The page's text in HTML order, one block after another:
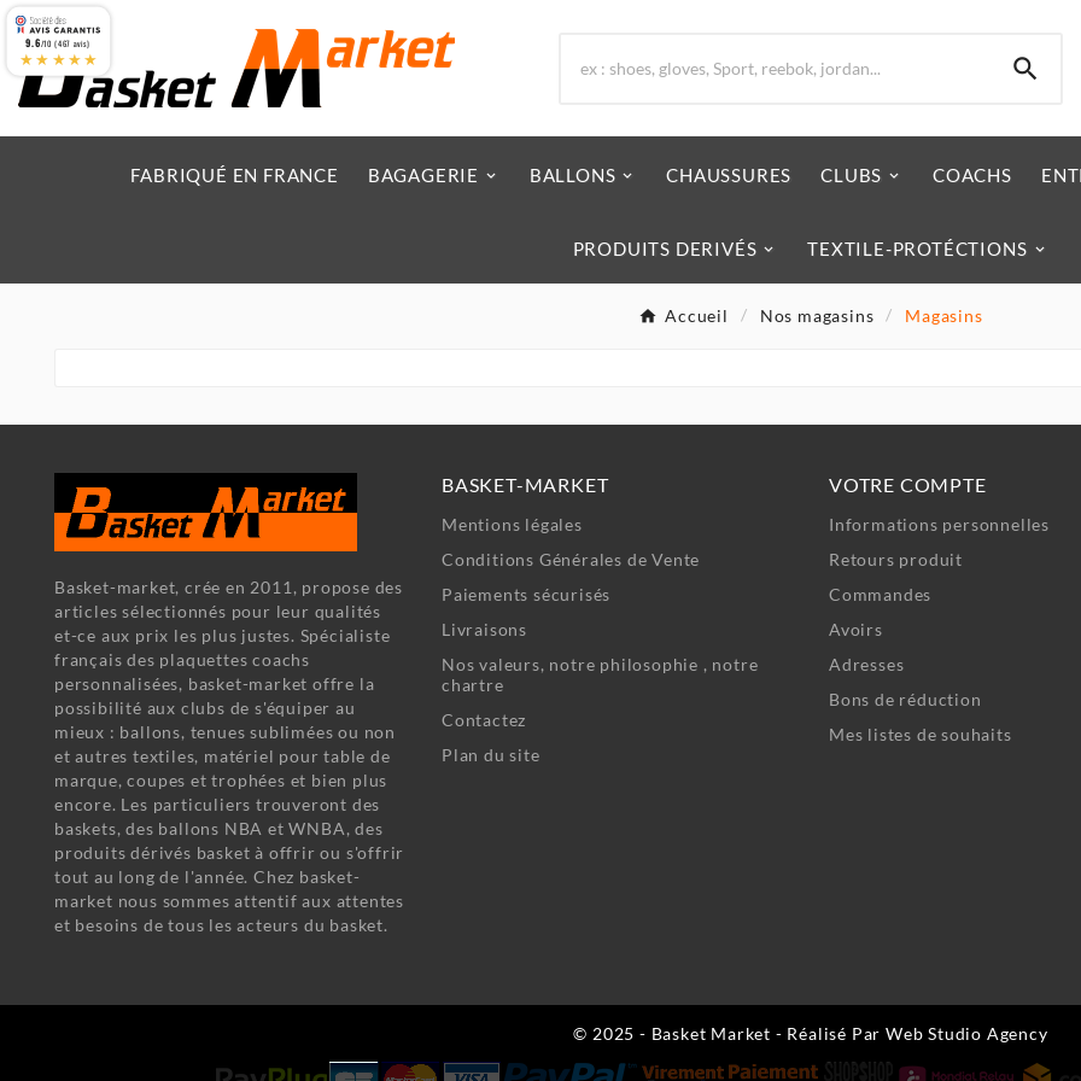

FABRIQUÉ EN FRANCE BAGAGERIE BALLONS CHAUSSURES CLUBS COACHS
PRODUITS DERIVÉS TEXTILE-PROTÉCTIONS
Accueil Nos magasins Magasins
Basket-market, crée en 2011, propose des
articles sélectionnés pour leur qualités
et-ce aux prix les plus justes. Spécialiste
français des plaquettes coachs
personnalisées, basket-market offre la
possibilité aux clubs de s'équiper au
mieux : ballons, tenues sublimées ou non
et autres textiles, matériel pour table de
marque, coupes et trophées et bien plus
encore. Les particuliers trouveront des
baskets, des ballons NBA et WNBA, des
produits dérivés basket à offrir ou s'offrir
tout au long de l'année. Chez basket-
market nous sommes attentif aux attentes
et besoins de tous les acteurs du basket.
BASKET-MARKET
Mentions légales
Conditions Générales de Vente
Paiements sécurisés
Livraisons
Nos valeurs, notre philosophie , notre
chartre
Contactez
Plan du site
VOTRE COMPTE
Informations personnelles
Retours produit
Commandes
Avoirs
Adresses
Bons de réduction
Mes listes de souhaits
© 2025 - Basket Market - Réalisé Par Web Studio Agency
9.6/10 (467 avis)
★★★★★